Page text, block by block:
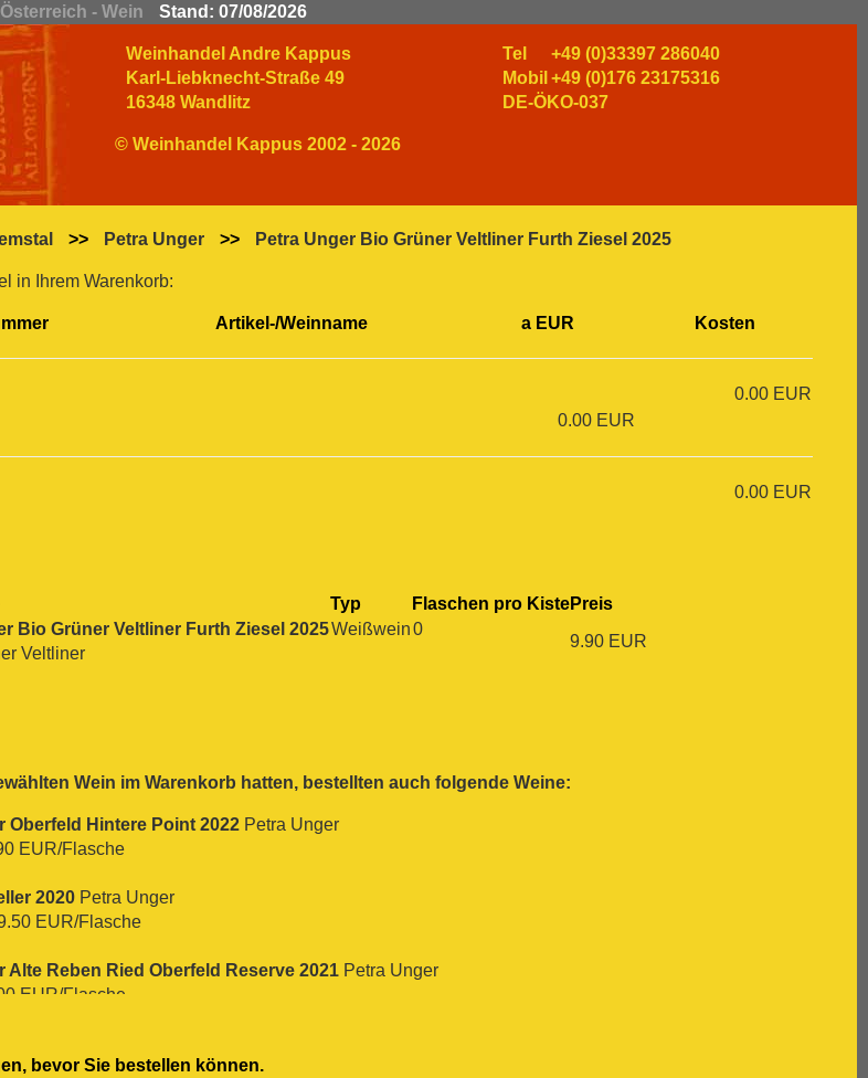
- Wein Stand: 07/08/2026
Weinhandel Andre Kappus
Karl-Liebknecht-Straße 49
16348 Wandlitz
Tel
+49 (0)33397 286040
Mobil +49 (0)176 23175316
DE-ÖKO-037
© Weinhandel Kappus 2002 - 2026
>> Petra Unger >> Petra Unger Bio Grüner Veltliner Furth Ziesel 2025
in Ihrem Warenkorb:
Artikel-/Weinname a EUR Kosten
0.00 EUR
0.00 EUR
0.00 EUR
Typ Flaschen pro KistePreis
Bio Grüner Veltliner Furth Ziesel 2025
Veltliner
Weißwein0
9.90 EUR
Wein im Warenkorb hatten, bestellten auch folgende Weine:
Oberfeld Hintere Point 2022 Petra Unger
EUR/Flasche
2020 Petra Unger
EUR/Flasche
Alte Reben Ried Oberfeld Reserve 2021 Petra Unger
EUR/Flasche
bevor Sie bestellen können.